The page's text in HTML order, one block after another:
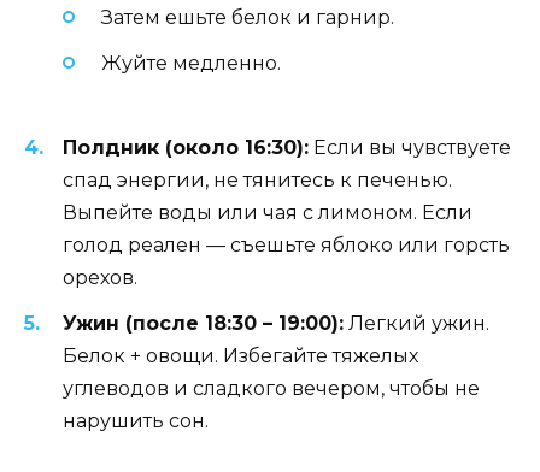
Затем ешьте белок и гарнир.
Жуйте медленно.
Полдник (около 16:30): Если вы чувствуете
спад энергии, не тянитесь к печенью.
Выпейте воды или чая с лимоном. Если
голод реален — съешьте яблоко или горсть
орехов.
Ужин (после 18:30 – 19:00): Легкий ужин.
Белок + овощи. Избегайте тяжелых
углеводов и сладкого вечером, чтобы не
нарушить сон.